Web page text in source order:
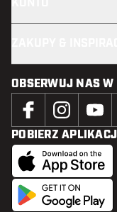
OBSERWUJ NAS
POBIERZ